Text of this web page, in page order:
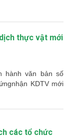
thực vật mới
hành văn bản số
KDTV mới
các tổ chức